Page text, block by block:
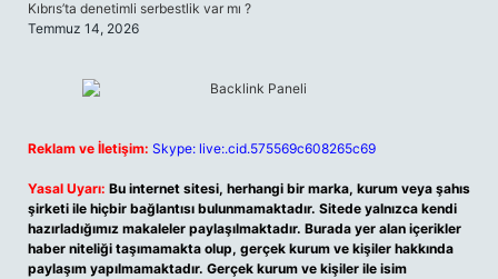
Kıbrıs’ta denetimli serbestlik var mı ?
Temmuz 14, 2026
Reklam ve İletişim: Skype: live:.cid.575569c608265c69
Yasal Uyarı: Bu internet sitesi, herhangi bir marka, kurum veya şahıs
şirketi ile hiçbir bağlantısı bulunmamaktadır. Sitede yalnızca kendi
hazırladığımız makaleler paylaşılmaktadır. Burada yer alan içerikler
haber niteliği taşımamakta olup, gerçek kurum ve kişiler hakkında
paylaşım yapılmamaktadır. Gerçek kurum ve kişiler ile isim